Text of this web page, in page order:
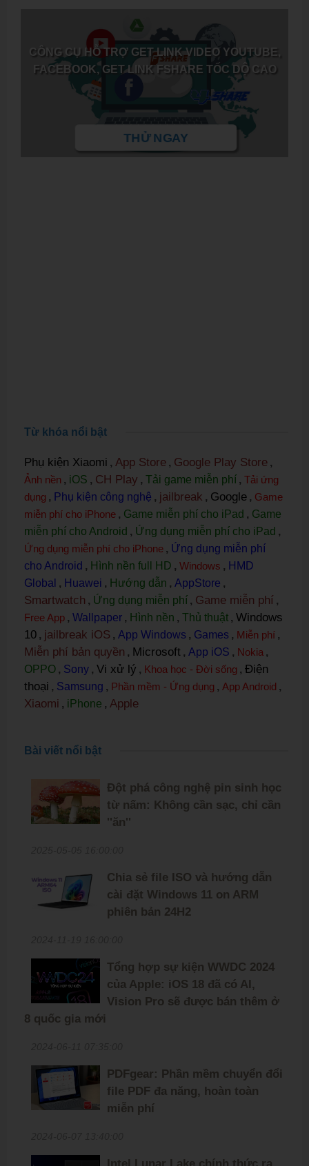
CÔNG CỤ HỖ TRỢ GET LINK VIDEO YOUTUBE,
FACEBOOK, GET LINK FSHARE TỐC DỘ CAO
THỬ NGAY
Từ khóa nổi bật
Phụ kiện Xiaomi , App Store , Google Play Store ,
Ảnh nền , iOS , CH Play , Tải game miễn phí , Tải ứng
dụng , Phụ kiện công nghệ , jailbreak , Google , Game
miễn phí cho iPhone , Game miễn phí cho iPad , Game
miễn phí cho Android , Ứng dụng miễn phí cho iPad ,
Ứng dụng miễn phí cho iPhone , Ứng dụng miễn phí
cho Android , Hình nền full HD , Windows , HMD
Global , Huawei , Hướng dẫn , AppStore ,
Smartwatch , Ứng dụng miễn phí , Game miễn phí ,
Free App , Wallpaper , Hình nền , Thủ thuật , Windows
10 , jailbreak iOS , App Windows , Games , Miễn phí ,
Miễn phí bản quyền , Microsoft , App iOS , Nokia ,
OPPO , Sony , Vi xử lý , Khoa học - Đời sống , Điện
thoại , Samsung , Phần mềm - Ứng dụng , App Android ,
Xiaomi , iPhone , Apple
Bài viết nổi bật
Đột phá công nghệ pin sinh học
từ nấm: Không cần sạc, chỉ cần
''ăn''
Chia sẻ file ISO và hướng dẫn
cài đặt Windows 11 on ARM
phiên bản 24H2
Tổng hợp sự kiện WWDC 2024
của Apple: iOS 18 đã có AI,
Vision Pro sẽ được bán thêm ở
8 quốc gia mới
PDFgear: Phần mềm chuyển đổi
file PDF đa năng, hoàn toàn
miễn phí